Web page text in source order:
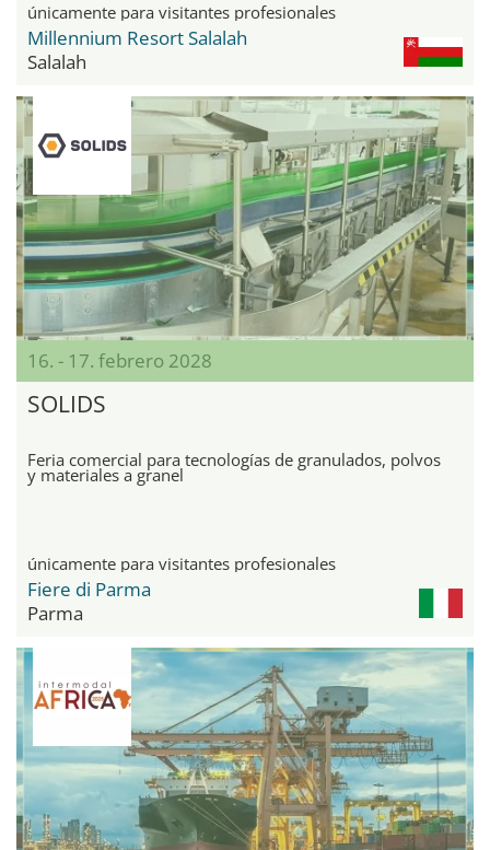
únicamente para visitantes profesionales
Millennium Resort Salalah
Salalah
16. - 17. febrero 2028
SOLIDS
Feria comercial para tecnologías de granulados, polvos
y materiales a granel
únicamente para visitantes profesionales
Fiere di Parma
Parma